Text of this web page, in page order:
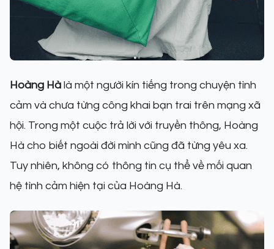
Hoàng Hà là một người kín tiếng trong chuyện tình
cảm và chưa từng công khai bạn trai trên mạng xã
hội. Trong một cuộc trả lời với truyền thông, Hoàng
Hà cho biết ngoài đời mình cũng đã từng yêu xa.
Tuy nhiên, không có thông tin cụ thể về mối quan
hệ tình cảm hiện tại của Hoàng Hà.